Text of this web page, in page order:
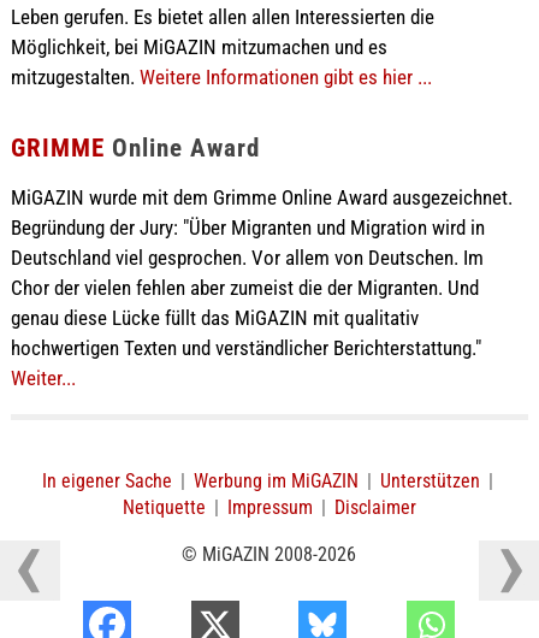
Leben gerufen. Es bietet allen allen Interessierten die
Möglichkeit, bei MiGAZIN mitzumachen und es
mitzugestalten. Weitere Informationen gibt es hier ...
GRIMME Online Award
MiGAZIN wurde mit dem Grimme Online Award ausgezeichnet.
Begründung der Jury: "Über Migranten und Migration wird in
Deutschland viel gesprochen. Vor allem von Deutschen. Im
Chor der vielen fehlen aber zumeist die der Migranten. Und
genau diese Lücke füllt das MiGAZIN mit qualitativ
hochwertigen Texten und verständlicher Berichterstattung."
Weiter...
In eigener Sache | Werbung im MiGAZIN | Unterstützen |
Netiquette | Impressum | Disclaimer
© MiGAZIN 2008-2026